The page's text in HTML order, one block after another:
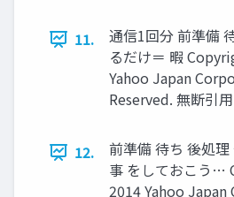
11.
通信1回分 前準備
るだけ＝ 暇
Yahoo Japan
Reserved. 無断引
12.
前準備 待ち 後処
事 をしておこう…
2014 Yahoo